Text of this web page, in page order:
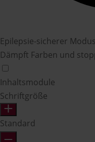
Epilepsie-sicherer Modus
Dämpft Farben und
Inhaltsmodule
Schriftgröße
Standard